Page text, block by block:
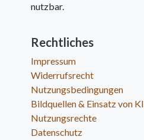
nutzbar.
Rechtliches
Impressum
Widerrufsrecht
Nutzungsbedingungen
Bildquellen & Einsatz von KI
Nutzungsrechte
Datenschutz